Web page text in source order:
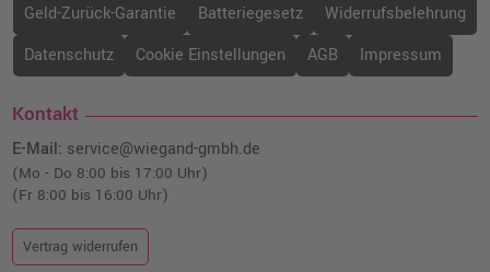
Geld-Zurück-Garantie Batteriegesetz
Widerrufsbelehrung
Datenschutz
Cookie Einstellungen AGB Impressum
Kontakt
E-Mail: service@wiegand-gmbh.de
(Mo - Do 8:00 bis 17:00 Uhr)
(Fr 8:00 bis 16:00 Uhr)
Vertrag widerrufen